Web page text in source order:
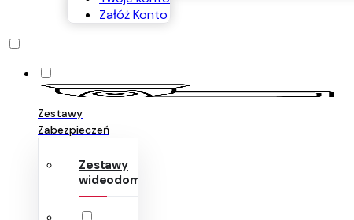
Załóż Konto
Zestawy
Zabezpieczeń
Zestawy
wideodomofonów